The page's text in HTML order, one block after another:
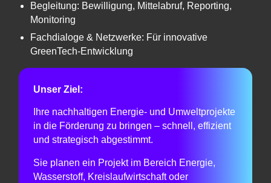
Begleitung: Bewilligung, Mittelabruf, Reporting,
Monitoring
Fachdialoge & Netzwerke: Für innovative
GreenTech-Entwicklung
Unser Ziel:
Ihre nachhaltigen Energie- und Umweltprojekte
in die Förderung zu bringen – schnell, effizient
und strategisch abgestimmt.
Sie planen ein Projekt im Bereich Energie,
Wasserstoff, Kreislaufwirtschaft oder